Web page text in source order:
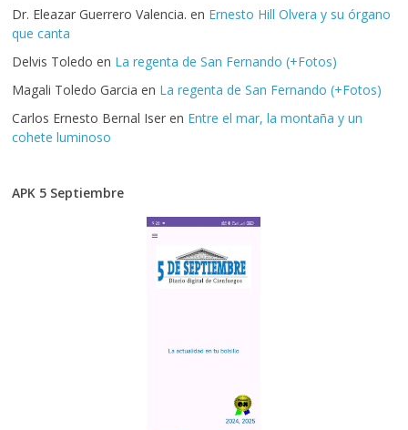
Dr. Eleazar Guerrero Valencia. en Ernesto Hill Olvera y su órgano
que canta
Delvis Toledo en La regenta de San Fernando (+Fotos)
Magali Toledo Garcia en La regenta de San Fernando (+Fotos)
Carlos Ernesto Bernal Iser en Entre el mar, la montaña y un
cohete luminoso
APK 5 Septiembre